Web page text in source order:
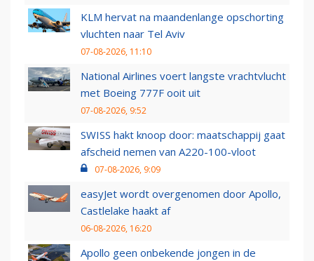
KLM hervat na maandenlange opschorting
vluchten naar Tel Aviv
07-08-2026, 11:10
National Airlines voert langste vrachtvlucht
met Boeing 777F ooit uit
07-08-2026, 9:52
SWISS hakt knoop door: maatschappij gaat
afscheid nemen van A220-100-vloot
07-08-2026, 9:09
easyJet wordt overgenomen door Apollo,
Castlelake haakt af
06-08-2026, 16:20
Apollo geen onbekende jongen in de